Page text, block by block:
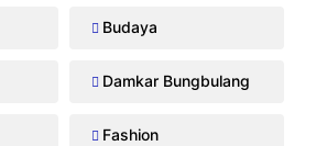
Budaya
Damkar Bungbulang
Fashion